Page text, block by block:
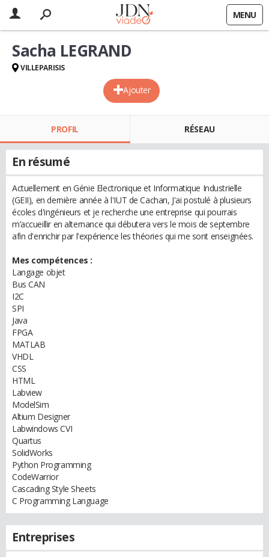
MENU
Ajouter
Sacha LEGRAND
VILLEPARISIS
PROFIL RÉSEAU
En résumé
Actuellement en Génie Electronique et Informatique Industrielle
(GEII), en dernière année à l'IUT de Cachan, J'ai postulé à plusieurs
écoles d'ingénieurs et je recherche une entreprise qui pourrais
m’accueillir en alternance qui débutera vers le mois de septembre
afin d'enrichir par l'expérience les théories qui me sont enseignées.
Mes compétences :
Langage objet
Bus CAN
I2C
SPI
Java
FPGA
MATLAB
VHDL
CSS
HTML
Labview
ModelSim
Altium Designer
Labwindows CVI
Quartus
SolidWorks
Python Programming
CodeWarrior
Cascading Style Sheets
C Programming Language
Entreprises